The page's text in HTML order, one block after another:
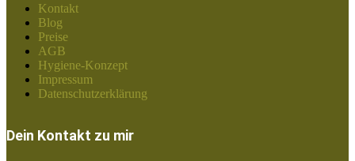
Kontakt
Blog
Preise
AGB
Hygiene-Konzept
Impressum
Datenschutzerklärung
Dein Kontakt zu mir